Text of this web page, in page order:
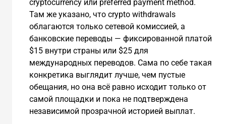
cryptocurrency или preferred payment method.
Там же указано, что crypto withdrawals
облагаются только сетевой комиссией, а
банковские переводы — фиксированной платой
$15 внутри страны или $25 для
международных переводов. Сама по себе такая
конкретика выглядит лучше, чем пустые
обещания, но она всё равно исходит только от
самой площадки и пока не подтверждена
независимой прозрачной историей выплат.